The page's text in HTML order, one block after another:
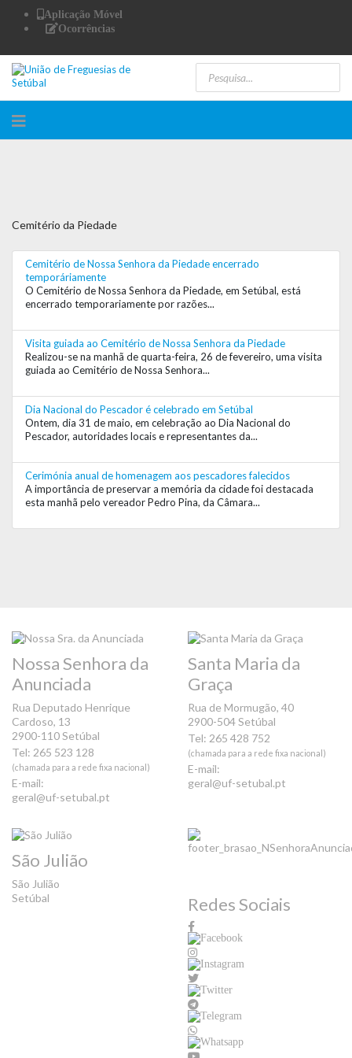
Aplicação Móvel
Ocorrências
Cemitério da Piedade
Cemitério de Nossa Senhora da Piedade encerrado
temporáriamente
O Cemitério de Nossa Senhora da Piedade, em Setúbal, está
encerrado temporariamente por razões...
Visita guiada ao Cemitério de Nossa Senhora da Piedade
Realizou-se na manhã de quarta-feira, 26 de fevereiro, uma visita
guiada ao Cemitério de Nossa Senhora...
Dia Nacional do Pescador é celebrado em Setúbal
Ontem, dia 31 de maio, em celebração ao Dia Nacional do
Pescador, autoridades locais e representantes da...
Cerimónia anual de homenagem aos pescadores falecidos
A importância de preservar a memória da cidade foi destacada
esta manhã pelo vereador Pedro Pina, da Câmara...
Nossa Senhora da
Anunciada
Rua Deputado Henrique
Cardoso, 13
2900-110 Setúbal
Tel: 265 523 128
(chamada para a rede fixa nacional)
E-mail:
geral@uf-setubal.pt
Santa Maria da
Graça
Rua de Mormugão, 40
2900-504 Setúbal
Tel: 265 428 752
(chamada para a rede fixa nacional)
E-mail:
geral@uf-setubal.pt
São Julião
São Julião
Setúbal
Redes Sociais